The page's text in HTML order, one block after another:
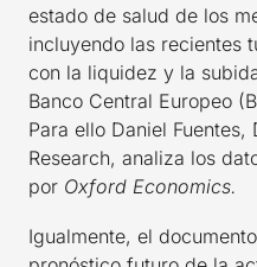
estado de salud de los
incluyendo las recientes
con la liquidez y la
Banco Central Europeo
Para ello Daniel
Research, analiza los
por Oxford Economics.
Igualmente, el